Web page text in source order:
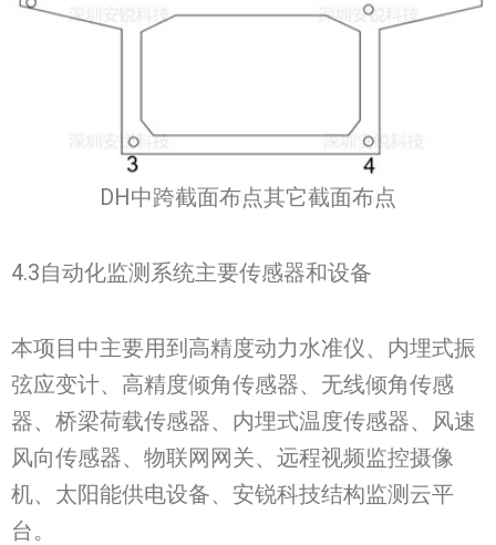
DH中跨截面布点其它截面布点
4.3自动化监测系统主要传感器和设备
本项目中主要用到高精度动力水准仪、内埋式振
弦应变计、高精度倾角传感器、无线倾角传感
器、桥梁荷载传感器、内埋式温度传感器、风速
风向传感器、物联网网关、远程视频监控摄像
机、太阳能供电设备、安锐科技结构监测云平
台。